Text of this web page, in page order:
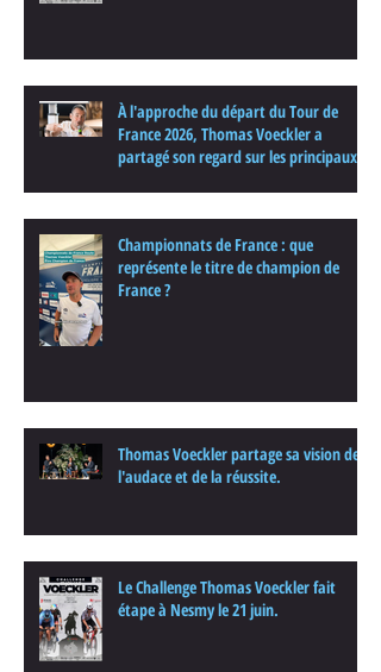
À l'approche du départ du Tour de
France 2026, Thomas Voeckler a
partagé son regard sur les principaux
Championnats de France : que
représente le titre de champion de
France ?
Thomas Voeckler partage sa vision de
l'audace et de la réussite.
Le Challenge Thomas Voeckler fait
étape à Nesmy le 21 juin.